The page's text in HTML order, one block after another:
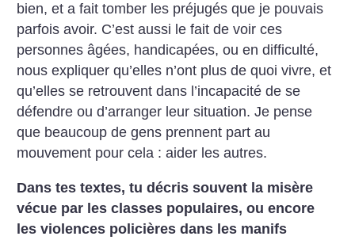
bien, et a fait tomber les préjugés que je pouvais
parfois avoir. C’est aussi le fait de voir ces
personnes âgées, handicapées, ou en difficulté,
nous expliquer qu’elles n’ont plus de quoi vivre, et
qu’elles se retrouvent dans l’incapacité de se
défendre ou d’arranger leur situation. Je pense
que beaucoup de gens prennent part au
mouvement pour cela : aider les autres.
Dans tes textes, tu décris souvent la misère
vécue par les classes populaires, ou encore
les violences policières dans les manifs